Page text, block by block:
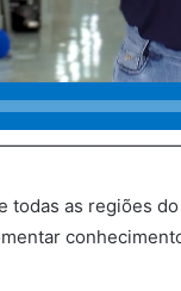
todas as regiões